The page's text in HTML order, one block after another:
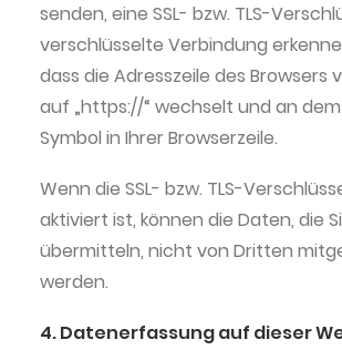
senden, eine SSL- bzw. TLS-
verschlüsselte Verbindung
dass die Adresszeile des Browsers
auf „https://“ wechselt und an
Symbol in Ihrer Browserzeile.
Wenn die SSL- bzw. TLS-
aktiviert ist, können die Daten, die
übermitteln, nicht von Dritten
werden.
4. Datenerfassung auf dieser